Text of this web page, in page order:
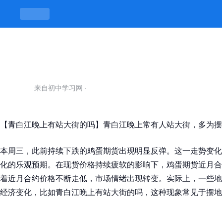
青白江晚上有站大街的吗-凯发平台
来自初中学习网 ·
【青白江晚上有站大街的吗】青白江晚上常有人站大街，多为
本周三，此前持续下跌的鸡蛋期货出现明显反弹。这一走势变
化的乐观预期。在现货价格持续疲软的影响下，鸡蛋期货近月
着近月合约价格不断走低，市场情绪出现转变。实际上，一些
经济变化，比如青白江晚上有站大街的吗，这种现象常见于摆